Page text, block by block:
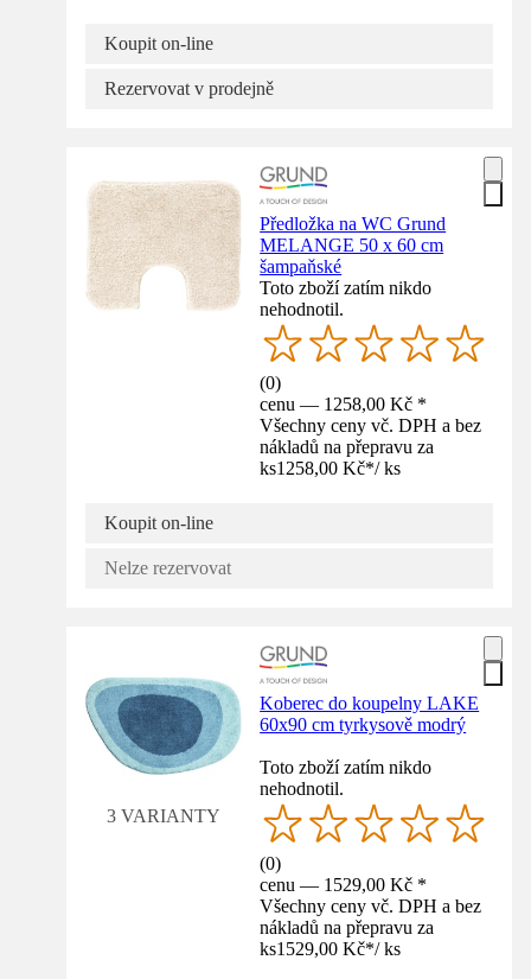
Koupit on-line
Rezervovat v prodejně
Předložka na WC Grund
MELANGE 50 x 60 cm
šampaňské
Toto zboží zatím nikdo
nehodnotil.
(0)
cenu — 1258,00 Kč *
Všechny ceny vč. DPH a bez
nákladů na přepravu za
ks1258,00 Kč*/ ks
Koupit on-line
Nelze rezervovat
3 VARIANTY
Koberec do koupelny LAKE
60x90 cm tyrkysově modrý
Toto zboží zatím nikdo
nehodnotil.
(0)
cenu — 1529,00 Kč *
Všechny ceny vč. DPH a bez
nákladů na přepravu za
ks1529,00 Kč*/ ks